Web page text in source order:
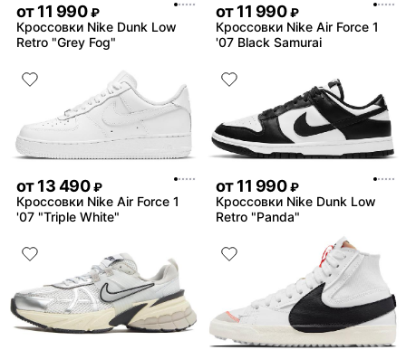
от11 990 ₽
Кроссовки Nike Dunk Low
Retro "Grey Fog"
от11 990 ₽
Кроссовки Nike Air Force 1
'07 Black Samurai
от13 490 ₽
Кроссовки Nike Air Force 1
'07 "Triple White"
от11 990 ₽
Кроссовки Nike Dunk Low
Retro "Panda"